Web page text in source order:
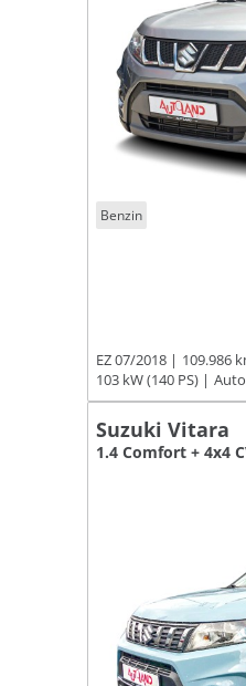
Benzin
EZ 07/2018
109.986
103 kW (140 PS)
Suzuki Vitara
1.4 Comfort + 4x4